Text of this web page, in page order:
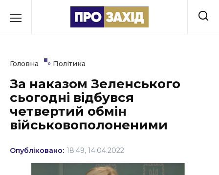
до
Культура
Освіта
Політика
Головна » Політика
За наказом Зеленського
сьогодні відбувся
четвертий обмін
військовополоненими
Опубліковано: 18:49, 14.04.2022